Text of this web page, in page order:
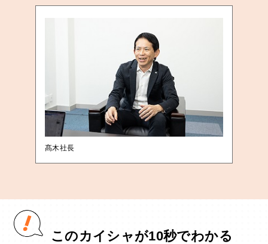
髙木社長
このカイシャが10秒でわかる